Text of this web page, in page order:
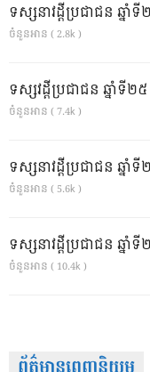
ទស្សនាវដ្ដីប្រជាជន ឆ្ន
ចំនួនអាន ( 2.8k )
ទស្សវដ្តីប្រជាជន ឆ្នាំទី
ចំនួនអាន ( 7.4k )
ទស្សនាវដ្ដីប្រជាជន ឆ្ន
ចំនួនអាន ( 5.6k )
ទស្សនាវដ្ដីប្រជាជន ឆ្ន
ចំនួនអាន ( 10.4k )